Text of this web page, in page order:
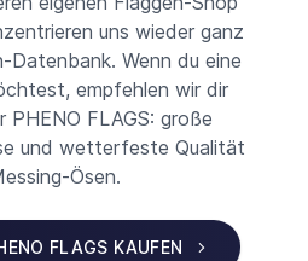
uns wieder ganz
Datenbank. Wenn du eine
empfehlen wir dir
PHENO FLAGS: große
und wetterfeste Qualität
Ösen.
FLAGS KAUFEN